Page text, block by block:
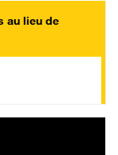
au lieu de